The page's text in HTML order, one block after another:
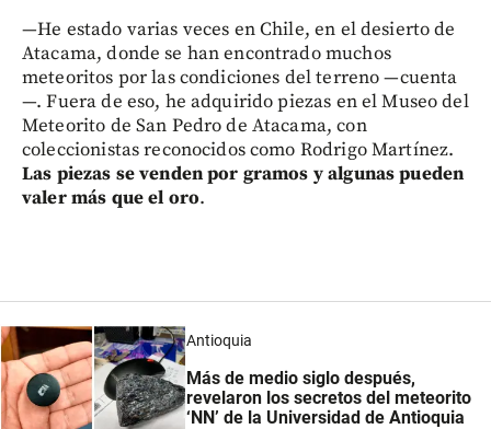
—He estado varias veces en Chile, en el desierto de
Atacama, donde se han encontrado muchos
meteoritos por las condiciones del terreno —cuenta
—. Fuera de eso, he adquirido piezas en el Museo del
Meteorito de San Pedro de Atacama, con
coleccionistas reconocidos como Rodrigo Martínez.
Las piezas se venden por gramos y algunas pueden
valer más que el oro.
Antioquia
Más de medio siglo después,
revelaron los secretos del meteorito
‘NN’ de la Universidad de Antioquia